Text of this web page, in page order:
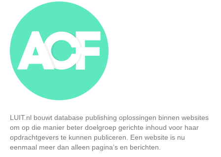
LUIT.nl bouwt database publishing oplossingen binnen websites
om op die manier beter doelgroep gerichte inhoud voor haar
opdrachtgevers te kunnen publiceren. Een website is nu
eenmaal meer dan alleen pagina’s en berichten.